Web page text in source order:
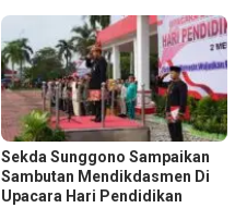
Sekda Sunggono Sampaikan
Sambutan Mendikdasmen Di
Upacara Hari Pendidikan